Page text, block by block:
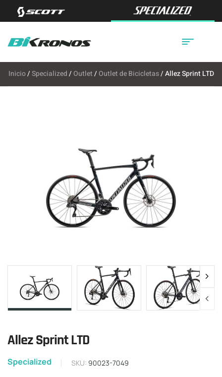
Inicio/Specialized/ Outlet/ Outlet de Bicicletas/ Allez Sprint LTD
Allez Sprint LTD
Specialized SKU: 90023-7049